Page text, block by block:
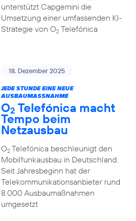
unterstützt Capgemini die
Umsetzung einer umfassenden KI-
Strategie von O2Telefónica
18. Dezember 2025
JEDE STUNDE EINE NEUE
AUSBAUMASSNAHME
O2 Telefónica macht
Tempo beim
Netzausbau
O2Telefónica beschleunigt den
Mobilfunkausbau in Deutschland.
Seit Jahresbeginn hat der
Telekommunikationsanbieter rund
8.000 Ausbaumaßnahmen
umgesetzt